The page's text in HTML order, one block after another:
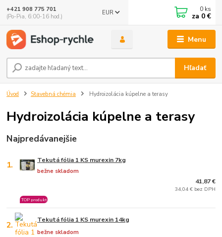
Menu
EUR
Hľadať
+421 908 775 701
(Po-Pia, 6:00-16 hod.)
0 ks
za 0 €
Úvod Stavebná chémia Hydroizolácia kúpelne a terasy
Hydroizolácia kúpelne a terasy
Najpredávanejšie
1. Tekutá fólia 1 KS murexin 7kg
bežne skladom
TOP produkt
41,87 €
34,04 € bez DPH
2. Tekutá fólia 1 KS murexin 14kg
bežne skladom